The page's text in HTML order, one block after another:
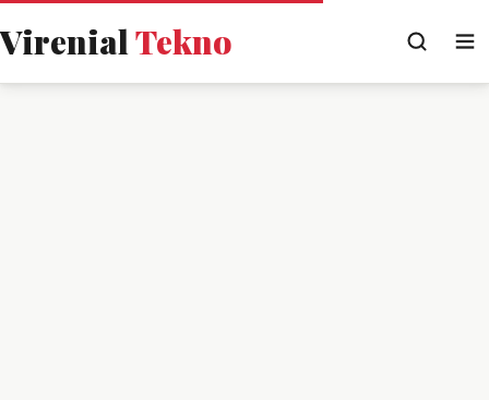
VirenialTekno